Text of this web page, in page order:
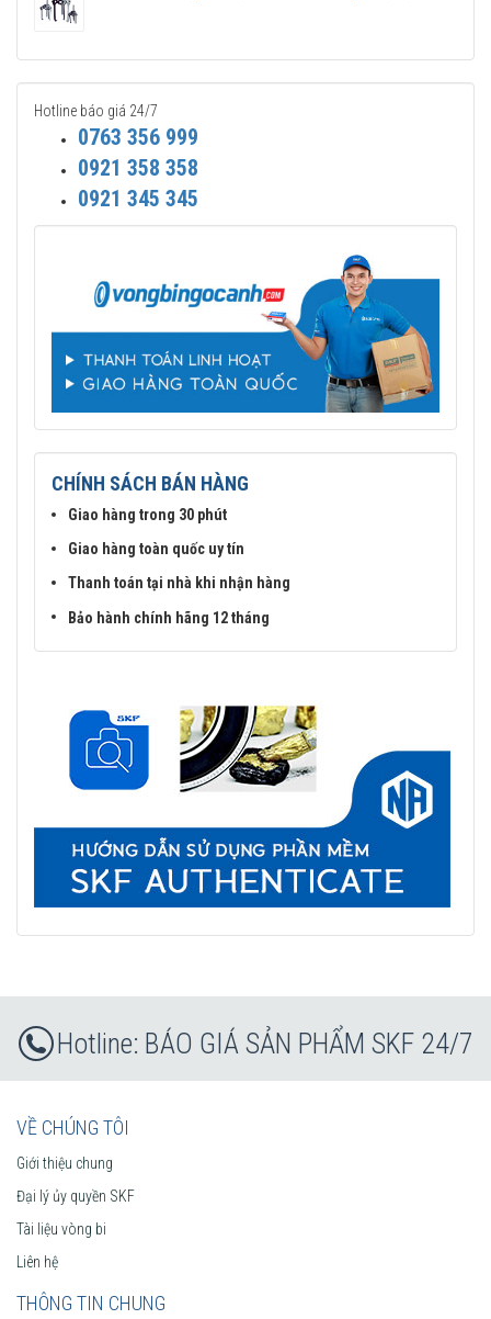
Hotline báo giá 24/7
0763 356 999
0921 358 358
0921 345 345
CHÍNH SÁCH BÁN HÀNG
Giao hàng trong 30 phút
Giao hàng toàn quốc uy tín
Thanh toán tại nhà khi nhận hàng
Bảo hành chính hãng 12 tháng
BÁO GIÁ SẢN PHẨM SKF 24/7
VỀ CHÚNG TÔI
Giới thiệu chung
Đại lý ủy quyền SKF
Tài liệu vòng bi
Liên hệ
THÔNG TIN CHUNG